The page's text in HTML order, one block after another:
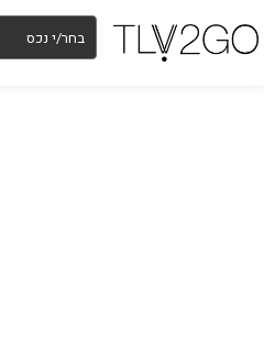
בחר/י נכס